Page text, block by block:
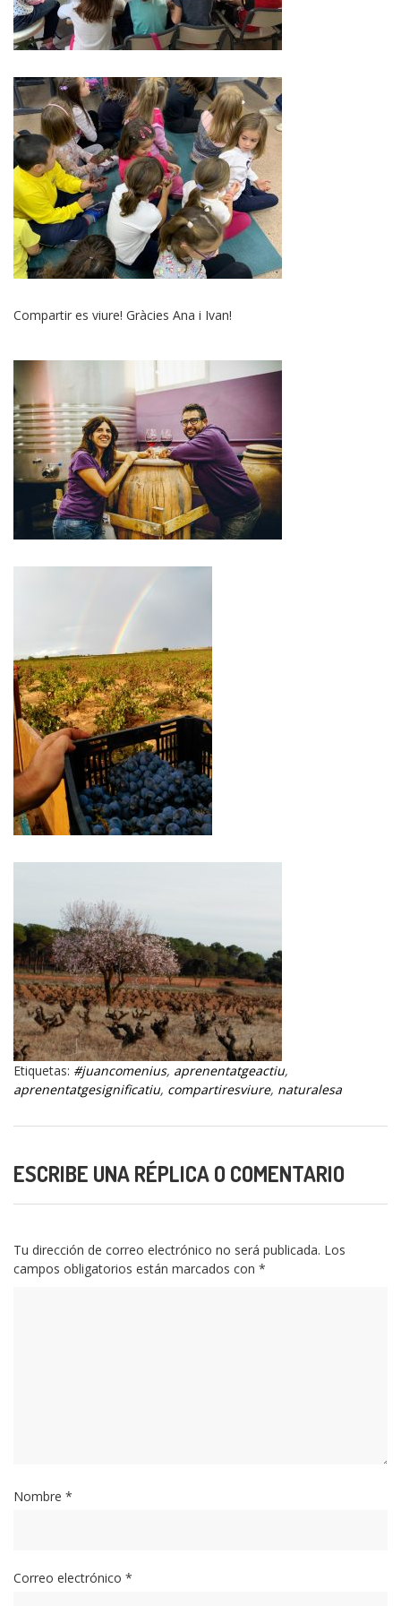
Compartir es viure! Gràcies Ana i Ivan!
Etiquetas: #juancomenius, aprenentatgeactiu,
aprenentatgesignificatiu, compartiresviure, naturalesa
ESCRIBE UNA RÉPLICA O COMENTARIO
Tu dirección de correo electrónico no será publicada. Los
campos obligatorios están marcados con *
Nombre *
Correo electrónico *